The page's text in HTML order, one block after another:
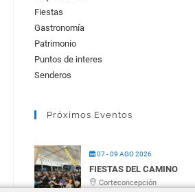
Fiestas
Gastronomía
Patrimonio
Puntos de interes
Senderos
Próximos Eventos
07 - 09 AGO 2026
FIESTAS DEL CAMINO
Corteconcepción